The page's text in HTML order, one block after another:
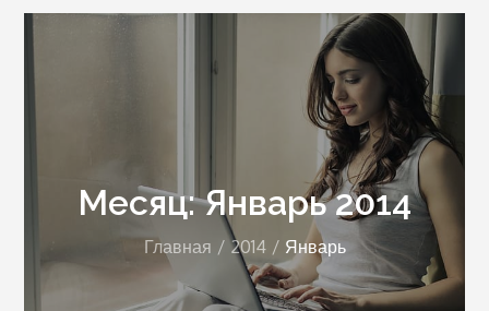
Месяц: Январь 2014
Главная 2014 Январь